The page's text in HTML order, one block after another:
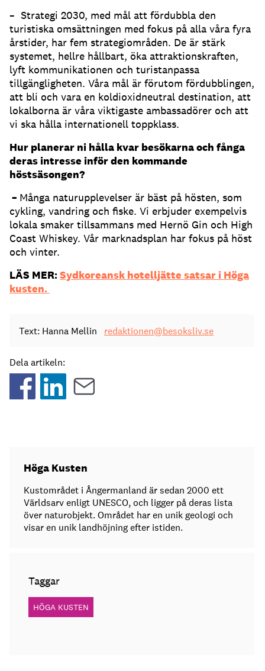
– Strategi 2030, med mål att fördubbla den
turistiska omsättningen med fokus på alla våra fyra
årstider, har fem strategiområden. De är stärk
systemet, hellre hållbart, öka attraktionskraften,
lyft kommunikationen och turistanpassa
tillgängligheten. Våra mål är förutom fördubblingen,
att bli och vara en koldioxidneutral destination, att
lokalborna är våra viktigaste ambassadörer och att
vi ska hålla internationell toppklass.
Hur planerar ni hålla kvar besökarna och fånga
deras intresse inför den kommande
höstsäsongen?
– Många naturupplevelser är bäst på hösten, som
cykling, vandring och fiske. Vi erbjuder exempelvis
lokala smaker tillsammans med Hernö Gin och High
Coast Whiskey. Vår marknadsplan har fokus på höst
och vinter.
LÄS MER:Sydkoreansk hotelljätte satsar i Höga
kusten.
Text: Hanna Mellin redaktionen@besoksliv.se
Dela artikeln:
Höga Kusten
Kustområdet i Ångermanland är sedan 2000 ett
Världsarv enligt UNESCO, och ligger på deras lista
över naturobjekt. Området har en unik geologi och
visar en unik landhöjning efter istiden.
Taggar
HÖGA KUSTEN